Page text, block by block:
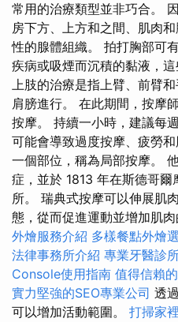
常用的治療類型並非巧合。
房下方、上方和之間、肌肉
性的腺體組織。 拍打胸部可
疾病或吸煙而沉積的黏液，
上肢的治療是指上臂、前臂
肩膀進行。 在此期間，按摩
按摩。 持續一小時，建議每
可能會導致過度按摩、疲勞
一個部位，稱為局部按摩。
症，並於 1813 年在斯德哥
所。 瑞典式按摩可以伸展肌
態，從而促進運動並增加肌
外燴服務介紹 多樣餐點外燴
法律事務所介紹 專業牙醫診
Console使用指南 值得信賴
實力堅強的SEO專業公司 透
可以增加活動範圍。 打掃家